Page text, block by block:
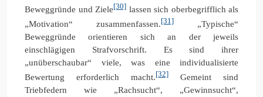
Beweggründe und Ziele[30] lassen sich oberbegrifflich als
„Motivation“ zusammenfassen.[31] „Typische“
Beweggründe orientieren sich an der jeweils
einschlägigen Strafvorschrift. Es sind ihrer
„unüberschaubar“ viele, was eine individualisierte
Bewertung erforderlich macht.[32] Gemeint sind
Triebfedern wie „Rachsucht“, „Gewinnsucht“,